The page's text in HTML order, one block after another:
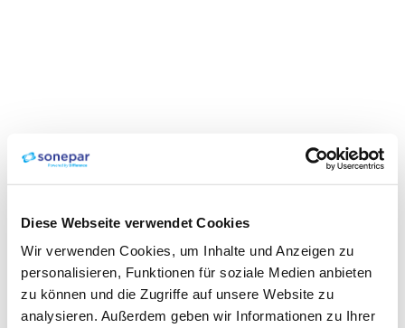
Diese Webseite verwendet Cookies
Wir verwenden Cookies, um Inhalte und Anzeigen zu
personalisieren, Funktionen für soziale Medien anbieten
zu können und die Zugriffe auf unsere Website zu
analysieren. Außerdem geben wir Informationen zu Ihrer